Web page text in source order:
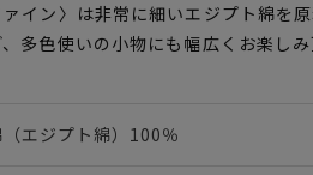
ァイン〉は非常に細いエジプト綿
多色使いの小物にも幅広くお楽しみ
エジプト綿）100％